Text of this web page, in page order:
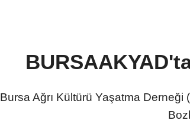
Bursa Ağrı Kültürü Yaşatma